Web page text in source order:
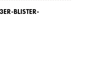
BLISTER-